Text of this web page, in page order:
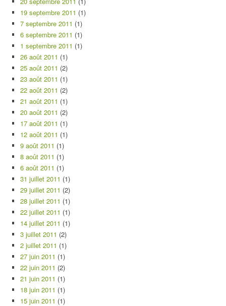
19 septembre 2011 (1)
7 septembre 2011 (1)
6 septembre 2011 (1)
1 septembre 2011 (1)
26 août 2011 (1)
25 août 2011 (2)
23 août 2011 (1)
22 août 2011 (2)
21 août 2011 (1)
20 août 2011 (2)
17 août 2011 (1)
12 août 2011 (1)
9 août 2011 (1)
8 août 2011 (1)
6 août 2011 (1)
31 juillet 2011 (1)
29 juillet 2011 (2)
28 juillet 2011 (1)
22 juillet 2011 (1)
14 juillet 2011 (1)
3 juillet 2011 (2)
2 juillet 2011 (1)
27 juin 2011 (1)
22 juin 2011 (2)
21 juin 2011 (1)
18 juin 2011 (1)
15 juin 2011 (1)